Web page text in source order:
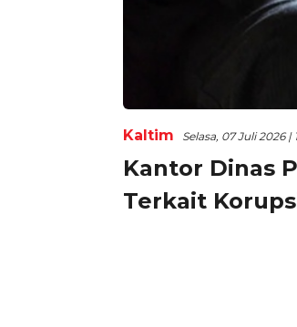
Kaltim Selasa, 07 Juli 2026 |
Kantor Dinas
Terkait